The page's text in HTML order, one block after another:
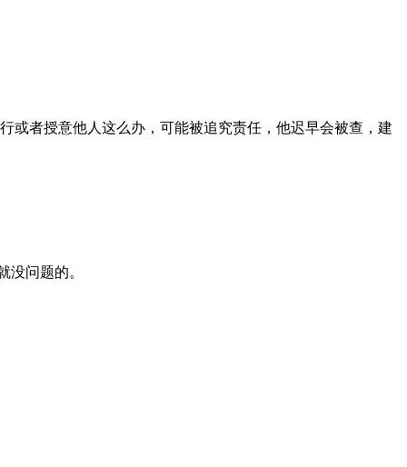
或者授意他人这么办，可能被追究责任，他迟早会被查，建
问题的。